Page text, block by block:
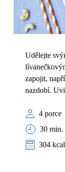
Udělejte
zapojit,
nazdobí.
4 porce
30 min.
304 kcal